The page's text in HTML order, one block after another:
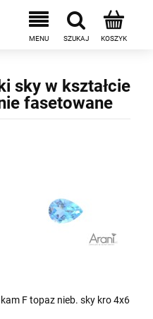
sky w kształcie
fasetowane
kam F topaz nieb. sky kro 4x6